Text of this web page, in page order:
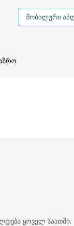
მობილური
ყოველ საათში.